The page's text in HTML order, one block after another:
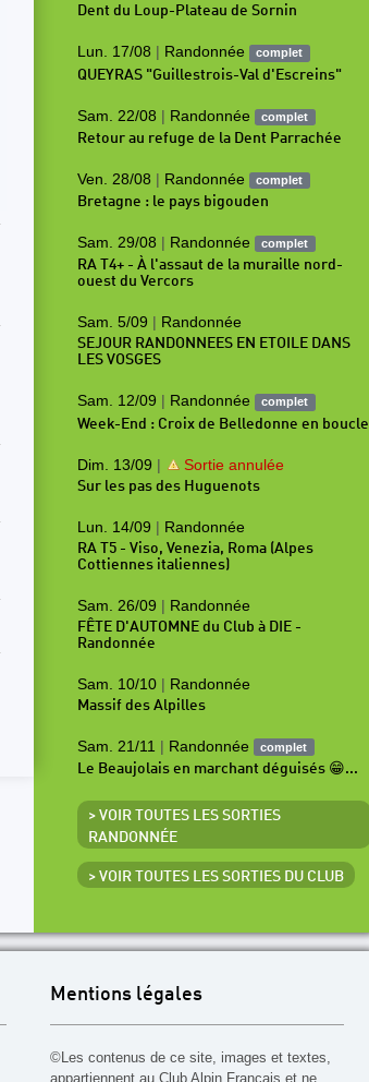
Dent du Loup-Plateau de Sornin
Lun. 17/08 | Randonnée complet
QUEYRAS "Guillestrois-Val d'Escreins"
Sam. 22/08 | Randonnée complet
Retour au refuge de la Dent Parrachée
Ven. 28/08 | Randonnée complet
Bretagne : le pays bigouden
Sam. 29/08 | Randonnée complet
RA T4+ - À l'assaut de la muraille nord-
ouest du Vercors
Sam. 5/09 | Randonnée
SEJOUR RANDONNEES EN ETOILE DANS
LES VOSGES
Sam. 12/09 | Randonnée complet
Week-End : Croix de Belledonne en boucle
Dim. 13/09 | Sortie annulée
Sur les pas des Huguenots
Lun. 14/09 | Randonnée
RA T5 - Viso, Venezia, Roma (Alpes
Cottiennes italiennes)
Sam. 26/09 | Randonnée
FÊTE D'AUTOMNE du Club à DIE -
Randonnée
Sam. 10/10 | Randonnée
Massif des Alpilles
Sam. 21/11 | Randonnée complet
Le Beaujolais en marchant déguisés 😁...
> VOIR TOUTES LES SORTIES
RANDONNÉE
> VOIR TOUTES LES SORTIES DU CLUB
Mentions légales
©Les contenus de ce site, images et textes,
appartiennent au Club Alpin Français et ne